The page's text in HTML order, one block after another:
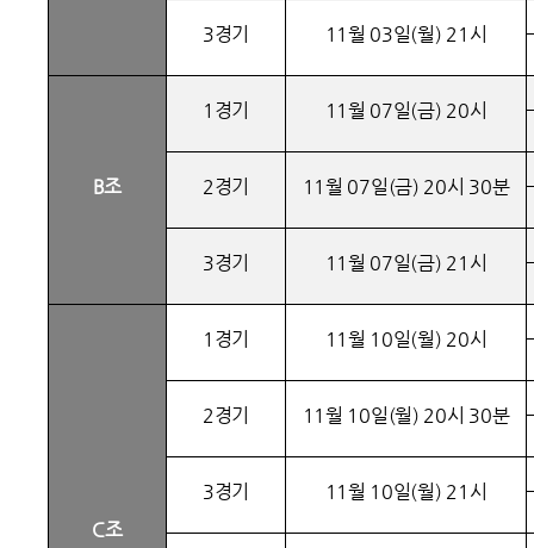
3경기 11월 03일(월) 21시
B조
1경기 11월 07일(금) 20시
2경기 11월 07일(금) 20시 30분
3경기 11월 07일(금) 21시
C조
1경기 11월 10일(월) 20시
2경기 11월 10일(월) 20시 30분
3경기 11월 10일(월) 21시